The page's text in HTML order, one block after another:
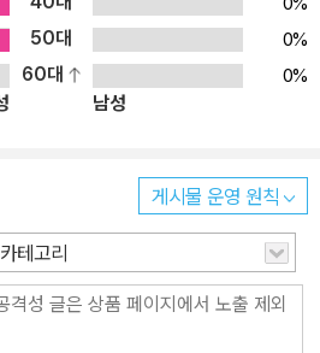
50대
0%
60대
0%
남성
게시물 운영 원칙
카테고리